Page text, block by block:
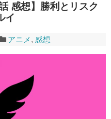
感想】勝利とリスク
イ
アニメ ,感想